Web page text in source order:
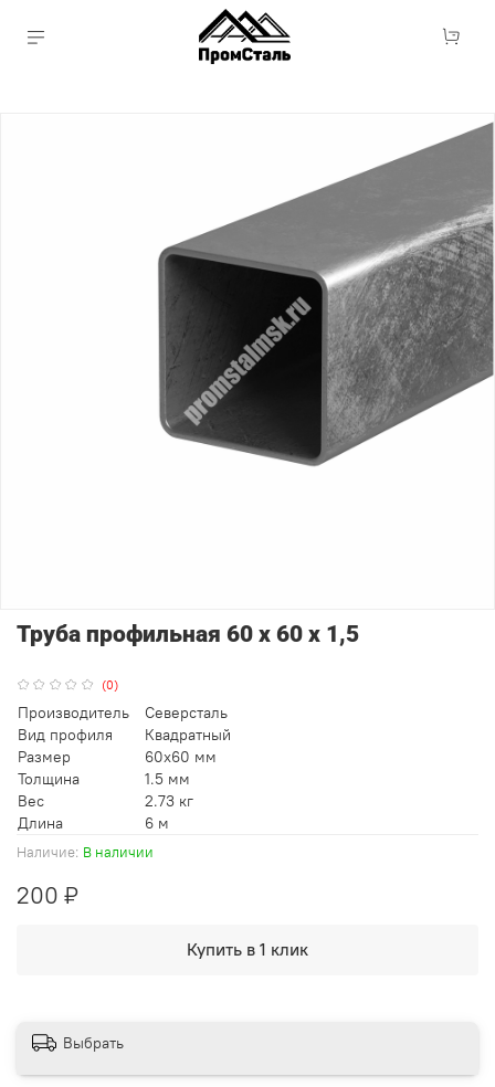
(0)
Наличие: В наличии
Труба профильная 60 х 60 х 1,5
200 ₽
Купить в 1 клик
Производитель
Северсталь
Вид профиля
Квадратный
Размер
60x60 мм
Толщина
1.5 мм
Вес
2.73 кг
Длина
6 м
Выбрать